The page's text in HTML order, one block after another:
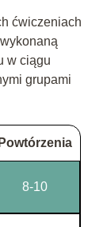
ćwiczeniach
w ciągu
grupami
Powtórzenia
8-10